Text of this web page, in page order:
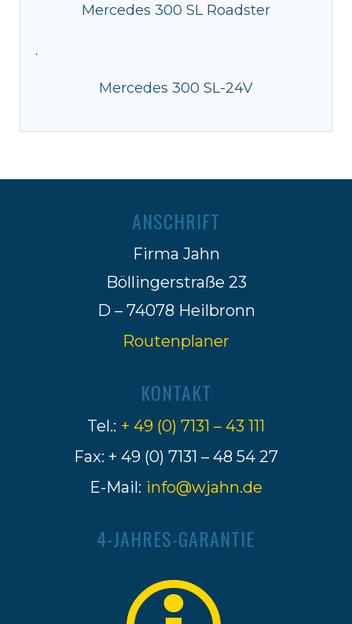
Mercedes 300 SL Roadster
·
Mercedes 300 SL-24V
ANSCHRIFT
Firma Jahn
Böllingerstraße 23
D – 74078 Heilbronn
Routenplaner
KONTAKT
Tel.: + 49 (0) 7131 – 43 111
Fax: + 49 (0) 7131 – 48 54 27
E-Mail: info@wjahn.de
4-JAHRES-GARANTIE